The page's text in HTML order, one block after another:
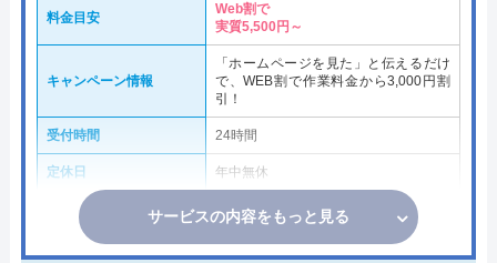
料金目安
Web割で
実質5,500円～
キャンペーン情報
「ホームページを見た」と伝えるだけ
で、WEB割で作業料金から3,000円割
引！
受付時間 24時間
定休日 年中無休
サービスの内容をもっと見る